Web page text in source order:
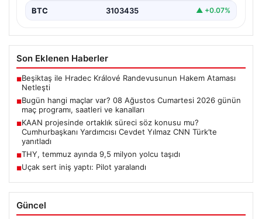
BTC 3103435 ▲ +0.07%
Son Eklenen Haberler
■Beşiktaş ile Hradec Králové Randevusunun Hakem Ataması
Netleşti
■Bugün hangi maçlar var? 08 Ağustos Cumartesi 2026 günün
maç programı, saatleri ve kanalları
■KAAN projesinde ortaklık süreci söz konusu mu?
Cumhurbaşkanı Yardımcısı Cevdet Yılmaz CNN Türk’te
yanıtladı
■THY, temmuz ayında 9,5 milyon yolcu taşıdı
■Uçak sert iniş yaptı: Pilot yaralandı
Güncel